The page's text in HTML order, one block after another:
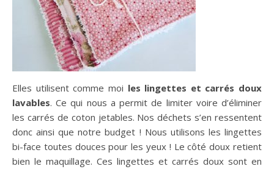
Elles utilisent comme moi les lingettes et carrés doux
lavables. Ce qui nous a permit de limiter voire d’éliminer
les carrés de coton jetables. Nos déchets s’en ressentent
donc ainsi que notre budget ! Nous utilisons les lingettes
bi-face toutes douces pour les yeux ! Le côté doux retient
bien le maquillage. Ces lingettes et carrés doux sont en